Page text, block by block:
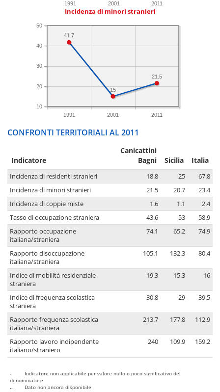
1991 2001 2011
Incidenza di minori stranieri
1991 2001 2011
10
20
30
40
50
21.5
15
41.7
CONFRONTI TERRITORIALI AL 2011
Indicatore
Canicattini
Bagni
Sicilia Italia
Incidenza di residenti stranieri 18.8 25
67.8
Incidenza di minori stranieri
21.5 20.7
23.4
Incidenza di coppie miste
1.6 1.1
2.4
Tasso di occupazione straniera
43.6 53
58.9
Rapporto occupazione
italiana/straniera
74.1 65.2 74.9
Rapporto disoccupazione
italiana/straniera
105.1 132.3 80.4
Indice di mobilità residenziale
straniera
19.3 15.3 16
Indice di frequenza scolastica
straniera
30.8 29 39.5
Rapporto frequenza scolastica
italiana/straniera
213.7 177.8 112.9
Rapporto lavoro indipendente
italiano/straniero
240 109.9 159.2
-
Indicatore non applicabile per valore nullo o poco significativo del
denominatore
..
Dato non ancora disponibile